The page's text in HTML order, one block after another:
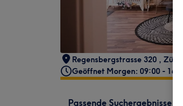
Regensbergstrasse 320 , Zürich
Geöffnet Morgen: 09:00 - 16:00
Passende Suchergebnisse